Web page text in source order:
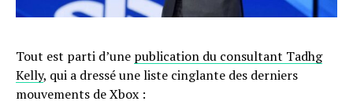
Tout est parti d’une publication du consultant Tadhg
Kelly, qui a dressé une liste cinglante des derniers
mouvements de Xbox :